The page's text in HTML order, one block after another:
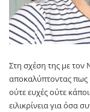
Στη σχέση της με τον
αποκαλύπτοντας πως
ούτε ευχές ούτε
ειλικρίνεια για όσα